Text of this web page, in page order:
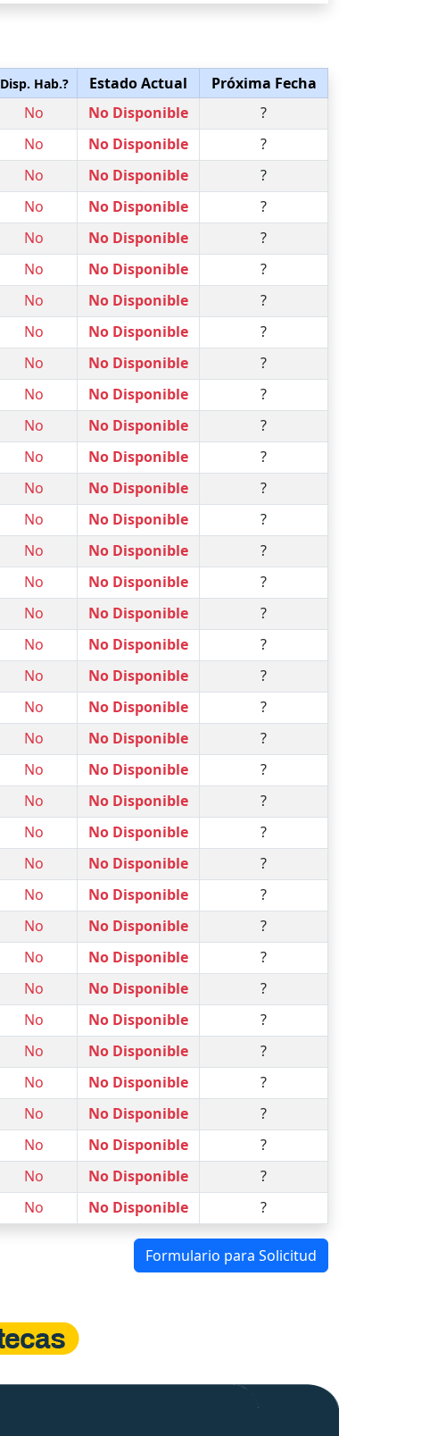
Disp. Hab.? Estado Actual
Próxima Fecha
No No Disponible
?
No No Disponible
?
No No Disponible
?
No No Disponible
?
No No Disponible
?
No No Disponible
?
No No Disponible
?
No No Disponible
?
No No Disponible
?
No No Disponible
?
No No Disponible
?
No No Disponible
?
No No Disponible
?
No No Disponible
?
No No Disponible
?
No No Disponible
?
No No Disponible
?
No No Disponible
?
No No Disponible
?
No No Disponible
?
No No Disponible
?
No No Disponible
?
No No Disponible
?
No No Disponible
?
No No Disponible
?
No No Disponible
?
No No Disponible
?
No No Disponible
?
No No Disponible
?
No No Disponible
?
No No Disponible
?
No No Disponible
?
No No Disponible
?
No No Disponible
?
No No Disponible
?
No No Disponible ?
Formulario para Solicitud